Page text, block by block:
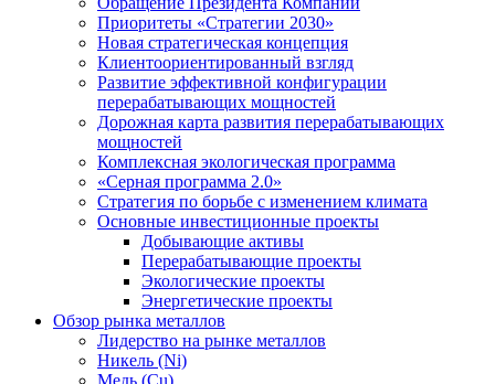
Приоритеты «Стратегии 2030»
Новая стратегическая концепция
Клиентоориентированный взгляд
Развитие эффективной конфигурации
перерабатывающих мощностей
Дорожная карта развития перерабатывающих
мощностей
Комплексная экологическая программа
«Серная программа 2.0»
Стратегия по борьбе с изменением климата
Основные инвестиционные проекты
Добывающие активы
Перерабатывающие проекты
Экологические проекты
Энергетические проекты
Обзор рынка металлов
Лидерство на рынке металлов
Никель (Ni)
Медь (Cu)